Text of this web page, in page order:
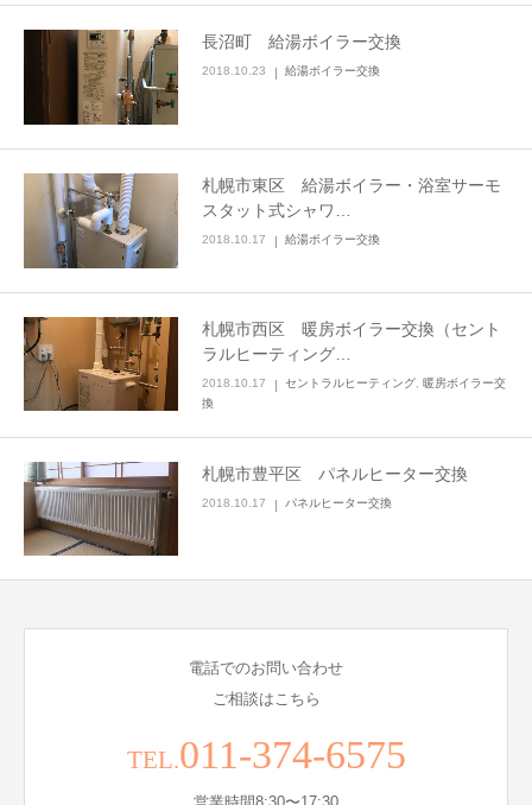
長沼町 給湯ボイラー交換
2018.10.23 給湯ボイラー交換
札幌市東区 給湯ボイラー・浴室サーモ
スタット式シャワ…
2018.10.17 給湯ボイラー交換
札幌市西区 暖房ボイラー交換（セント
ラルヒーティング…
2018.10.17 セントラルヒーティング 暖房ボイラー交
換
札幌市豊平区 パネルヒーター交換
2018.10.17 パネルヒーター交換
電話でのお問い合わせ
ご相談はこちら
TEL.011-374-6575